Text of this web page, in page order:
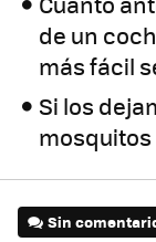
de un
más fácil
Si los
Sin